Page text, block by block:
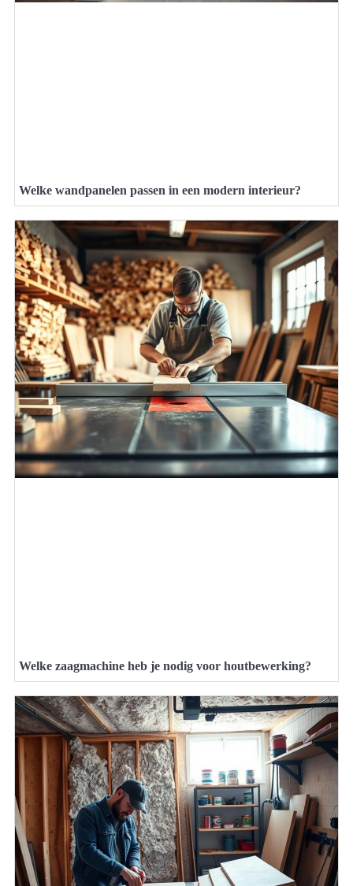
Welke wandpanelen passen in een modern interieur?
Welke zaagmachine heb je nodig voor houtbewerking?